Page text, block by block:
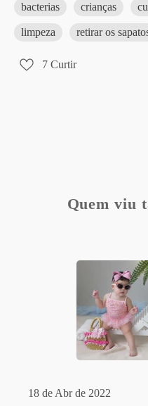
bacterias crianças
limpeza retirar os
7 Curtir
Quem viu
18 de Abr de 2022